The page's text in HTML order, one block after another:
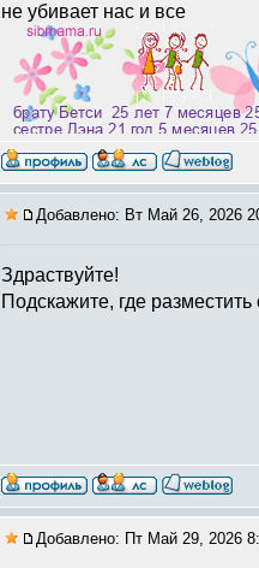
не убивает нас и все
Мы демократию
Добавлено: Вт Май 26, 2026
Здраствуйте!
Подскажите, где
Добавлено: Пт Май 29, 2026